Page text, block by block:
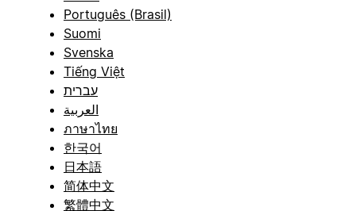
Português (Brasil)
Suomi
Svenska
Tiếng Việt
עברית
العربية
ภาษาไทย
한국어
日本語
简体中文
繁體中文